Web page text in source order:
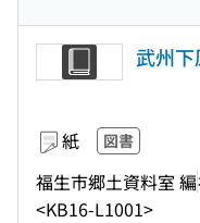
武州
紙 図書
福生市郷土資料室 編
<KB16-L1001>